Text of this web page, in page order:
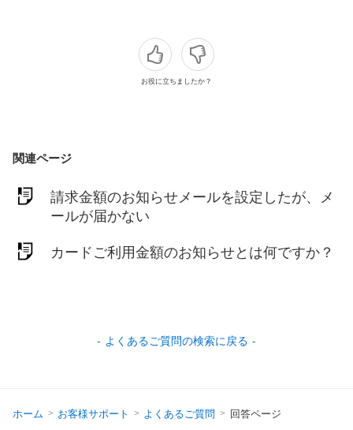
お役に立ちましたか？
関連ページ
請求金額のお知らせメールを設定したが、メ
ールが届かない
カードご利用金額のお知らせとは何ですか？
よくあるご質問の検索に戻る
ホーム お客様サポート よくあるご質問 回答ページ